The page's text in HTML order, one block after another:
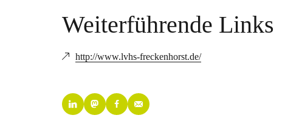
Weiterführende Links
http://www.lvhs-freckenhorst.de/